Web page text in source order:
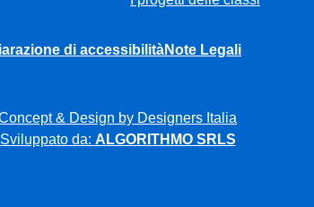
di accessibilitàNote Legali
& Design by Designers Italia
Sviluppato da: ALGORITHMO SRLS